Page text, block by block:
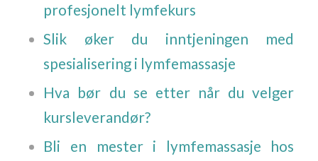
profesjonelt lymfekurs
Slik øker du inntjeningen med
spesialisering i lymfemassasje
Hva bør du se etter når du velger
kursleverandør?
Bli en mester i lymfemassasje hos